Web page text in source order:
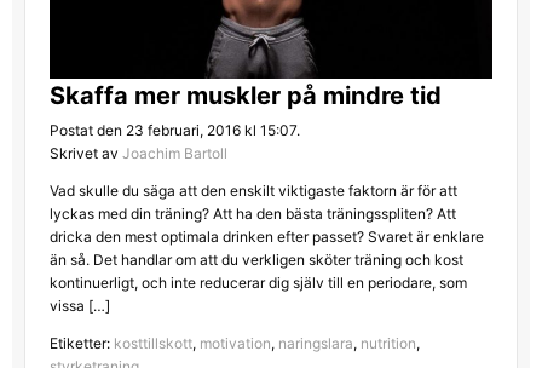
Skaffa mer muskler på mindre tid
Postat den 23 februari, 2016 kl 15:07.
Skrivet av Joachim Bartoll
Vad skulle du säga att den enskilt viktigaste faktorn är för att
lyckas med din träning? Att ha den bästa träningsspliten? Att
dricka den mest optimala drinken efter passet? Svaret är enklare
än så. Det handlar om att du verkligen sköter träning och kost
kontinuerligt, och inte reducerar dig själv till en periodare, som
vissa […]
Etiketter: kosttillskott, motivation, naringslara, nutrition,